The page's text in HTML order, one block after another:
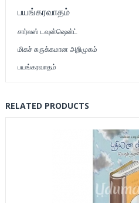
பயங்கரவாதம்
சார்லஸ் டவுன்ஷென்ட்
மிகச் சுருக்கமான அறிமுகம்
பயங்கரவாதம்
RELATED PRODUCTS